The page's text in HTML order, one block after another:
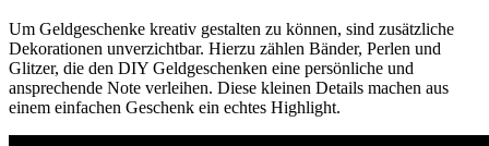
Um Geldgeschenke kreativ gestalten zu können, sind zusätzliche
Dekorationen unverzichtbar. Hierzu zählen Bänder, Perlen und
Glitzer, die den DIY Geldgeschenken eine persönliche und
ansprechende Note verleihen. Diese kleinen Details machen aus
einem einfachen Geschenk ein echtes Highlight.